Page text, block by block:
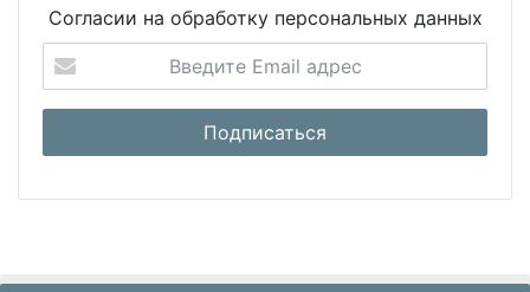
Согласии на обработку персональных данных